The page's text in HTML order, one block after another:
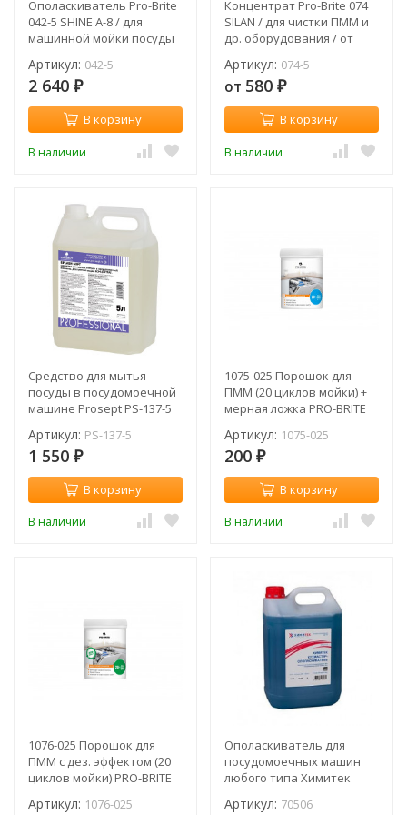
Ополаскиватель Pro-Brite
042-5 SHINE А-8 / для
машинной мойки посуды
воде средней жёсткости /
5 л
Артикул: 042-5
2 640 ₽
В корзину
В наличии
Концентрат Pro-Brite 074
SILAN / для чистки ПММ и
др. оборудования / от
ржавчины
Артикул: 074-5
от 580 ₽
В корзину
В наличии
Средство для мытья
посуды в посудомоечной
машине Prosept PS-137-5
воды / 5 л
Артикул: PS-137-5
1 550 ₽
В корзину
В наличии
1075-025 Порошок для
ПММ (20 циклов мойки) +
мерная ложка PRO-BRITE
Артикул: 1075-025
200 ₽
В корзину
В наличии
1076-025 Порошок для
ПММ с дез. эффектом (20
циклов мойки) PRO-BRITE
Артикул: 1076-025
Ополаскиватель для
посудомоечных машин
любого типа Химитек
концентрированный
Артикул: 70506